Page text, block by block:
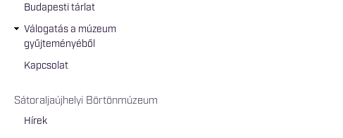
Budapesti tárlat
Válogatás a múzeum
gyűjteményéből
Kapcsolat
Sátoraljaújhelyi Börtönmúzeum
Hírek